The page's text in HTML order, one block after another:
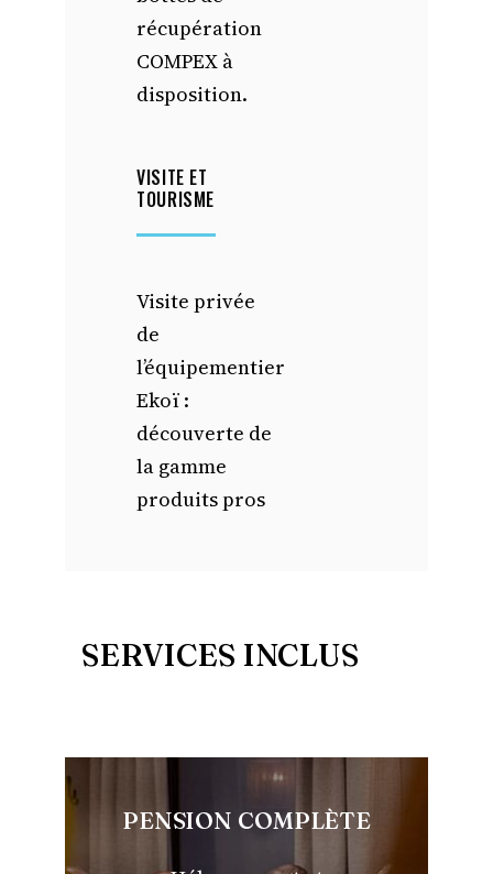
récupération
COMPEX à
disposition.
VISITE ET
TOURISME
Visite privée
de
l’équipementier
Ekoï :
découverte de
la gamme
produits pros
SERVICES INCLUS
PENSION COMPLÈTE